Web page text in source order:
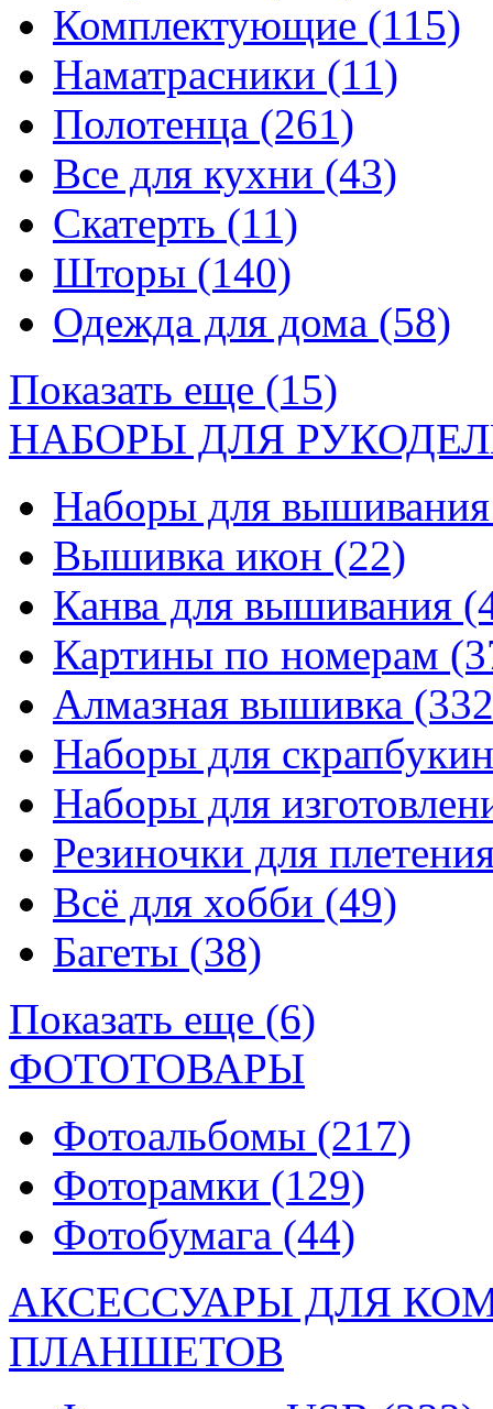
Комплектующие (115)
Наматрасники (11)
Полотенца (261)
Все для кухни (43)
Скатерть (11)
Шторы (140)
Одежда для дома (58)
Показать еще (15)
НАБОРЫ ДЛЯ
Наборы для
Вышивка икон (22)
Канва для вышивания
Картины по номерам
Алмазная вышивка
Наборы для
Наборы для
Резиночки для
Всё для хобби (49)
Багеты (38)
Показать еще (6)
ФОТОТОВАРЫ
Фотоальбомы (217)
Фоторамки (129)
Фотобумага (44)
АКСЕССУАРЫ ДЛЯ
ПЛАНШЕТОВ